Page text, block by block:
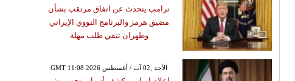
ترامب يتحدث عن اتفاق مرتقب بشأن
مضيق هرمز والبرنامج النووي الإيراني
وطهران تنفي طلب مهلة
GMT 11:08 2026 الأحد ,02 آب / أغسطس